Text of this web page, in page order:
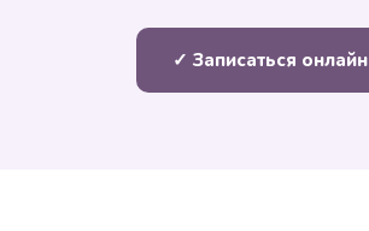
✓ Записаться онлайн